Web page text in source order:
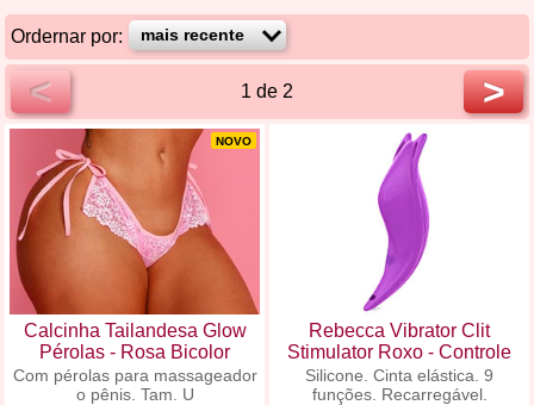
Ordernar por:
< 1 de 2 >
NOVO
Calcinha Tailandesa Glow
Pérolas - Rosa Bicolor
Com pérolas para massageador
o pênis. Tam. U
Rebecca Vibrator Clit
Stimulator Roxo - Controle
Silicone. Cinta elástica. 9
funções. Recarregável.